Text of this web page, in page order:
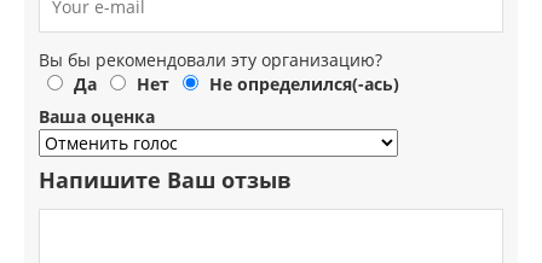
Вы бы рекомендовали эту организацию?
Да
Нет
Не определился(-ась)
Ваша оценка
Напишите Ваш отзыв